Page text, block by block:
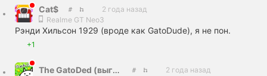
Cat$
2 года назад
Realme GT Neo3
Рэнди Хильсон 1929 (вроде как GatoDude), я не пон.
+1
The GatoDed (выгоревший шо п**дец) 2 года назад